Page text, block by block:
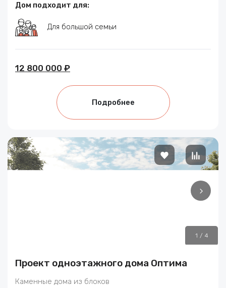
Дом подходит для:
Для большой семьи
12 800 000 ₽
Подробнее
1 / 4
Проект одноэтажного дома Оптима
Каменные дома из блоков